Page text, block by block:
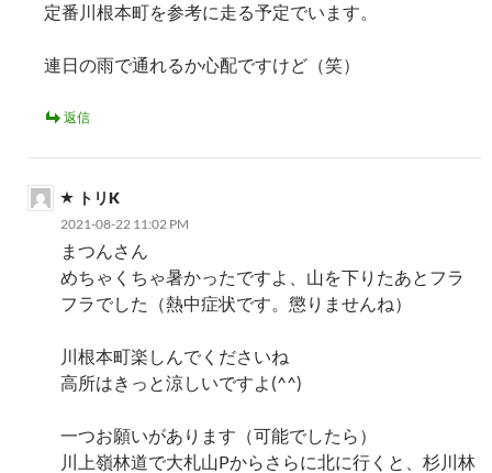
定番川根本町を参考に走る予定でいます。
連日の雨で通れるか心配ですけど（笑）
返信
トリK
2021-08-22 11:02 PM
まつんさん
めちゃくちゃ暑かったですよ、山を下りたあとフラ
フラでした（熱中症状です。懲りませんね）
川根本町楽しんでくださいね
高所はきっと涼しいですよ(^^)
一つお願いがあります（可能でしたら）
川上嶺林道で大札山Pからさらに北に行くと、杉川林